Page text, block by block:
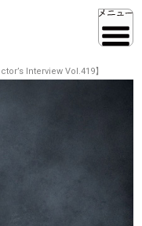
Interview Vol.419】